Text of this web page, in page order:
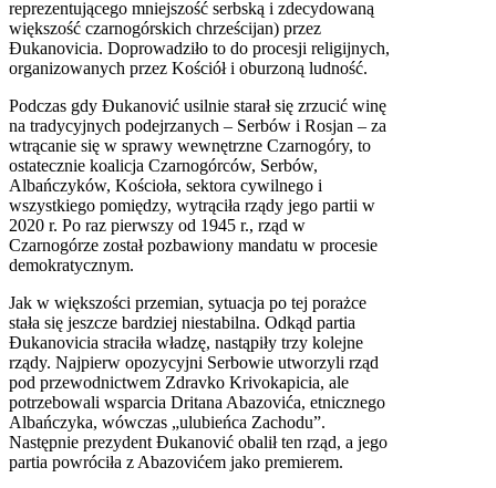
reprezentującego mniejszość serbską i zdecydowaną
większość czarnogórskich chrześcijan) przez
Đukanovicia. Doprowadziło to do procesji religijnych,
organizowanych przez Kościół i oburzoną ludność.
Podczas gdy Đukanović usilnie starał się zrzucić winę
na tradycyjnych podejrzanych – Serbów i Rosjan – za
wtrącanie się w sprawy wewnętrzne Czarnogóry, to
ostatecznie koalicja Czarnogórców, Serbów,
Albańczyków, Kościoła, sektora cywilnego i
wszystkiego pomiędzy, wytrąciła rządy jego partii w
2020 r. Po raz pierwszy od 1945 r., rząd w
Czarnogórze został pozbawiony mandatu w procesie
demokratycznym.
Jak w większości przemian, sytuacja po tej porażce
stała się jeszcze bardziej niestabilna. Odkąd partia
Đukanovicia straciła władzę, nastąpiły trzy kolejne
rządy. Najpierw opozycyjni Serbowie utworzyli rząd
pod przewodnictwem Zdravko Krivokapicia, ale
potrzebowali wsparcia Dritana Abazovića, etnicznego
Albańczyka, wówczas „ulubieńca Zachodu”.
Następnie prezydent Đukanović obalił ten rząd, a jego
partia powróciła z Abazovićem jako premierem.